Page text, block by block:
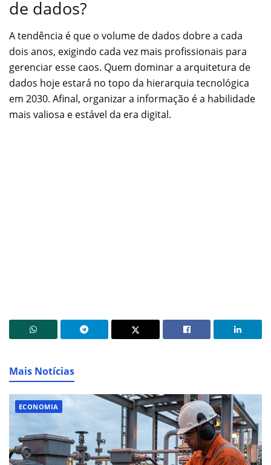
de dados?
A tendência é que o volume de dados dobre a cada
dois anos, exigindo cada vez mais profissionais para
gerenciar esse caos. Quem dominar a arquitetura de
dados hoje estará no topo da hierarquia tecnológica
em 2030. Afinal, organizar a informação é a habilidade
mais valiosa e estável da era digital.
Mais Notícias
ECONOMIA